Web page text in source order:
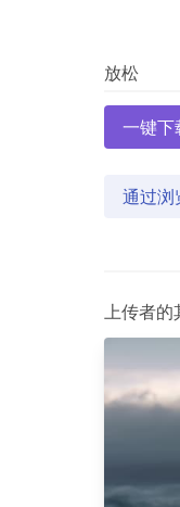
一键下
通过浏
上传者的